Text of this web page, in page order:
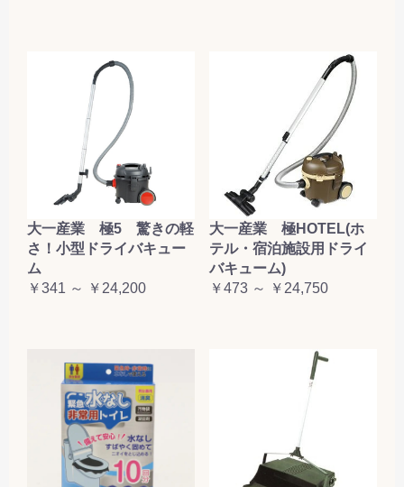
大一産業 極5 驚きの軽
さ！小型ドライバキュー
ム
￥341 ～ ￥24,200
大一産業 極HOTEL(ホ
テル・宿泊施設用ドライ
バキューム)
￥473 ～ ￥24,750